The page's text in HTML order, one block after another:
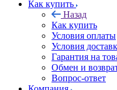
Как купить
Назад
Как купить
Условия оплаты
Условия
Гарантия на
Обмен и
Вопрос-ответ